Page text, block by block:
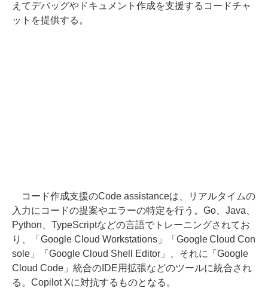
えてデバッグやドキュメント作成を支援するコードチャ
ットを提供する。
コード作成支援のCode assistanceは、リアルタイムの
入力にコードの提案やエラーの特定を行う。Go、Java、
Python、TypeScriptなどの言語でトレーニングされてお
り、「Google Cloud Workstations」「Google Cloud Con
sole」「Google Cloud Shell Editor」、それに「Google
Cloud Code」統合のIDE用拡張などのツールに統合され
る。Copilot Xに対抗するものとなる。